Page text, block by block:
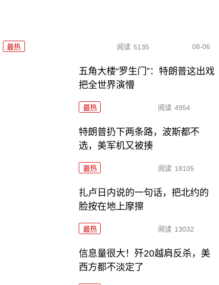
最热 阅读 5135 08-06
五角大楼“罗生门”：特朗普这出戏
把全世界演懵
最热 阅读 4954
特朗普扔下两条路，波斯都不
选，美军机又被揍
最热 阅读 18105
扎卢日内说的一句话，把北约的
脸按在地上摩擦
最热 阅读 13032
信息量很大！歼20越肩反杀，美
西方都不淡定了